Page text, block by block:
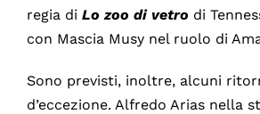
regia di Lo zoo di vetro di
con Mascia Musy nel ruolo di
Sono previsti, inoltre, alcuni
d’eccezione. Alfredo Arias nella